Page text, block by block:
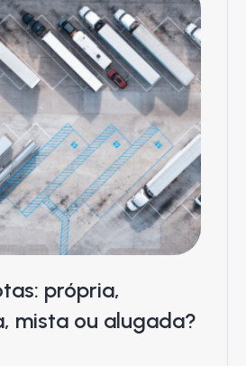
própria,
mista ou alugada?